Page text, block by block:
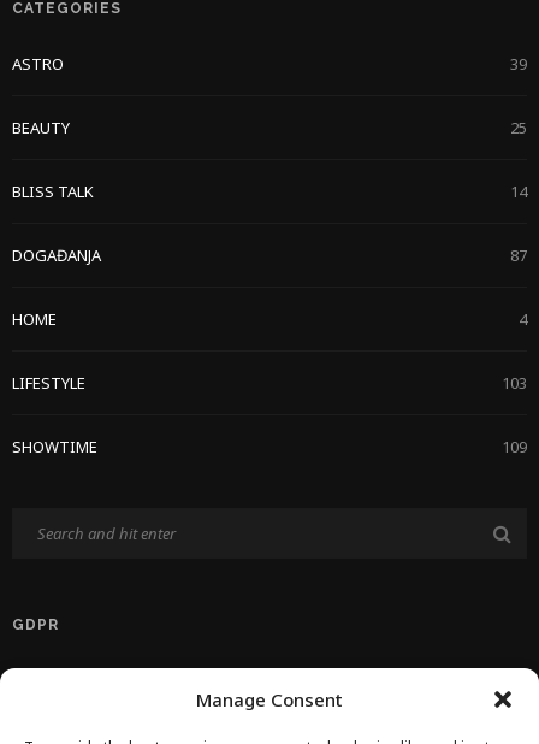
Manage Consent
CATEGORIES
ASTRO 39
BEAUTY 25
BLISS TALK 14
DOGAĐANJA 87
HOME 4
LIFESTYLE 103
SHOWTIME 109
GDPR